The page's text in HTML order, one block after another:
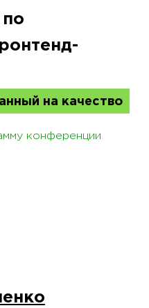
на качество
конференции